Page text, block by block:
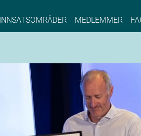
Norwegian Center
MEDLEMMER